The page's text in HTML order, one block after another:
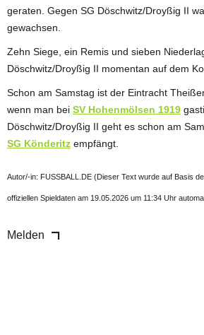
geraten. Gegen SG Döschwitz/Droyßig II
gewachsen.
Zehn Siege, ein Remis und sieben
Döschwitz/Droyßig II momentan auf dem
Schon am Samstag ist der Eintracht
wenn man bei SV Hohenmölsen 1919
Döschwitz/Droyßig II geht es schon am
SG Könderitz empfängt.
Autor/-in: FUSSBALL.DE (Dieser Text wurde auf Basis
offiziellen Spieldaten am 19.05.2026 um 11:34 Uhr
Melden